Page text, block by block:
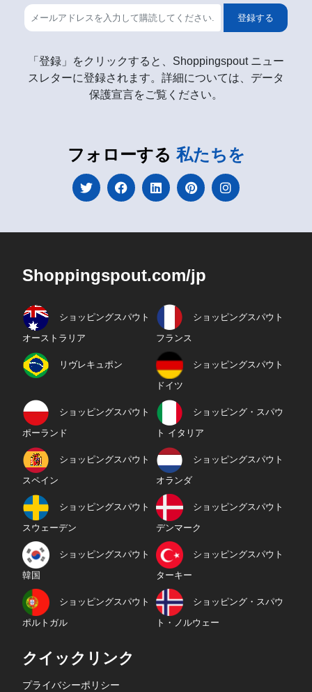
登録する
「登録」をクリックすると、Shoppingspout ニュー
スレターに登録されます。詳細については、データ
保護宣言をご覧ください。
フォローする 私たちを
Shoppingspout.com/jp
ショッピングスパウト
オーストラリア
ショッピングスパウト
フランス
リヴレキュポン ショッピングスパウト
ドイツ
ショッピングスパウト
ポーランド
ショッピング・スパウ
ト イタリア
ショッピングスパウト
スペイン
ショッピングスパウト
オランダ
ショッピングスパウト
スウェーデン
ショッピングスパウト
デンマーク
ショッピングスパウト
韓国
ショッピングスパウト
ターキー
ショッピングスパウト
ポルトガル
ショッピング・スパウ
ト・ノルウェー
クイックリンク
プライバシーポリシー